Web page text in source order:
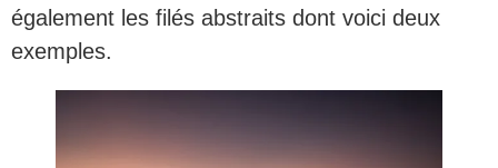
également les filés abstraits dont voici deux
exemples.